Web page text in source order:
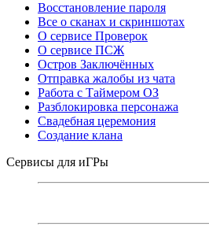
Восстановление пароля
Все о сканах и скриншотах
О сервисе Проверок
О сервисе ПСЖ
Остров Заключённых
Отправка жалобы из чата
Работа с Таймером ОЗ
Разблокировка персонажа
Свадебная церемония
Создание клана
Сервисы для иГРы